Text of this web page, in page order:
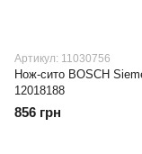
Артикул: 11030756
Нож-сито BOSCH
12018188
856 грн